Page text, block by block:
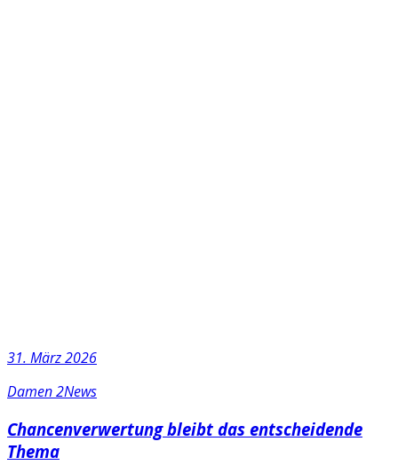
31. März 2026
Damen 2News
Chancenverwertung bleibt das entscheidende
Thema